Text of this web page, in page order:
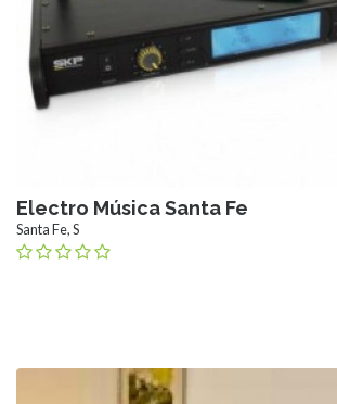
Electro Música Santa Fe
Santa Fe, S